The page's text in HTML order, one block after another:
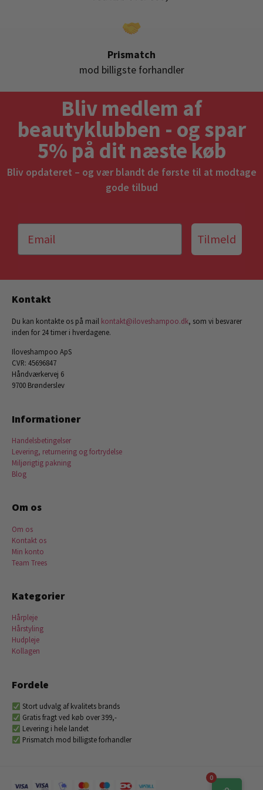
Prismatch
mod billigste forhandler
Bliv medlem af
beautyklubben - og spar
5% på dit næste køb
Bliv opdateret – og vær blandt de første til at modtage
gode tilbud
Tilmeld
Kontakt
Du kan kontakte os på mail kontakt@iloveshampoo.dk, som vi besvarer
inden for 24 timer i hverdagene.
Iloveshampoo ApS
CVR: 45696847
Håndværkervej 6
9700 Brønderslev
Informationer
Handelsbetingelser
Levering, returnering og fortrydelse
Miljørigtig pakning
Blog
Om os
Om os
Kontakt os
Min konto
Team Trees
Kategorier
Hårpleje
Hårstyling
Hudpleje
Kollagen
Fordele
Stort udvalg af kvalitets brands
Gratis fragt ved køb over 399,-
Levering i hele landet
Prismatch mod billigste forhandler
0